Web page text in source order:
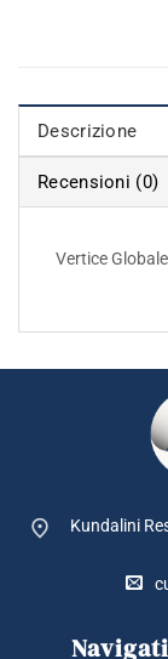
Descrizione
Recensioni (0)
Vertice
Kundalini